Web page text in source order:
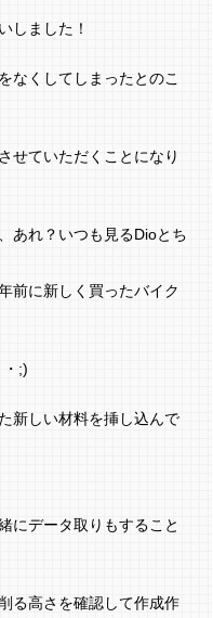
しました！
なくしてしまったとのこ
せていただくことになり
あれ？いつも見るDioとち
前に新しく買ったバイク
;)
新しい材料を挿し込んで
にデータ取りもすること
る高さを確認して作成作